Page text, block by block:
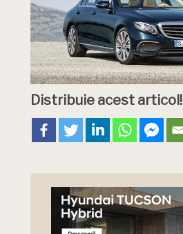
Distribuie acest articol!